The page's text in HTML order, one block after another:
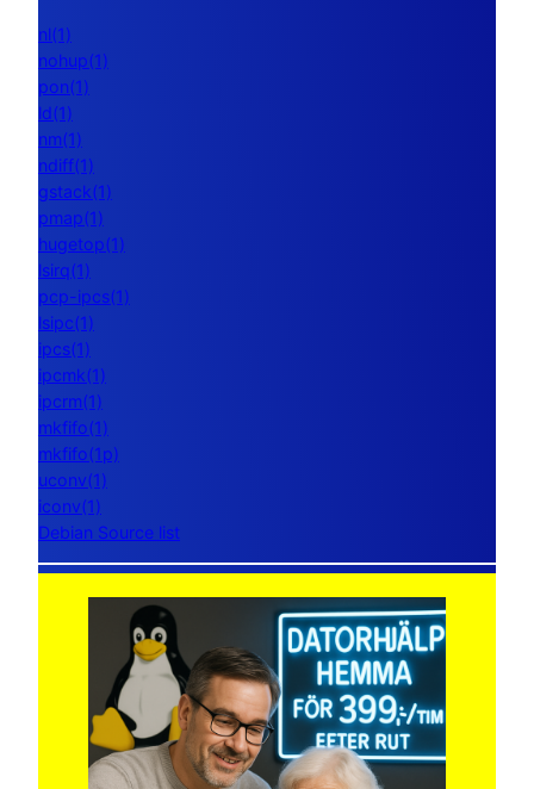
nl(1)
nohup(1)
pon(1)
ld(1)
nm(1)
ndiff(1)
gstack(1)
pmap(1)
hugetop(1)
lsirq(1)
pcp-ipcs(1)
lsipc(1)
ipcs(1)
ipcmk(1)
ipcrm(1)
mkfifo(1)
mkfifo(1p)
uconv(1)
iconv(1)
Debian Source list